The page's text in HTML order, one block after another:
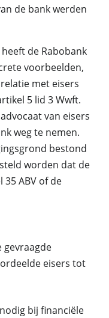
de bank werden
de Rabobank
voorbeelden,
met eisers
5 lid 3 Wwft.
van eisers
weg te nemen.
bestond
worden dat de
ABV of de
gevraagde
eisers tot
bij financiële